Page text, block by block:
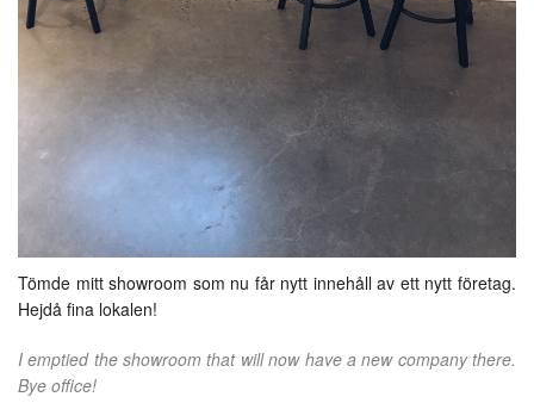
Tömde mitt showroom som nu får nytt innehåll av ett nytt företag.
Hejdå fina lokalen!
I emptied the showroom that will now have a new company there.
Bye office!